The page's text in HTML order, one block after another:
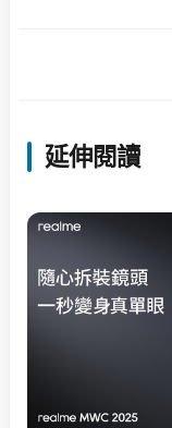
延伸閱讀